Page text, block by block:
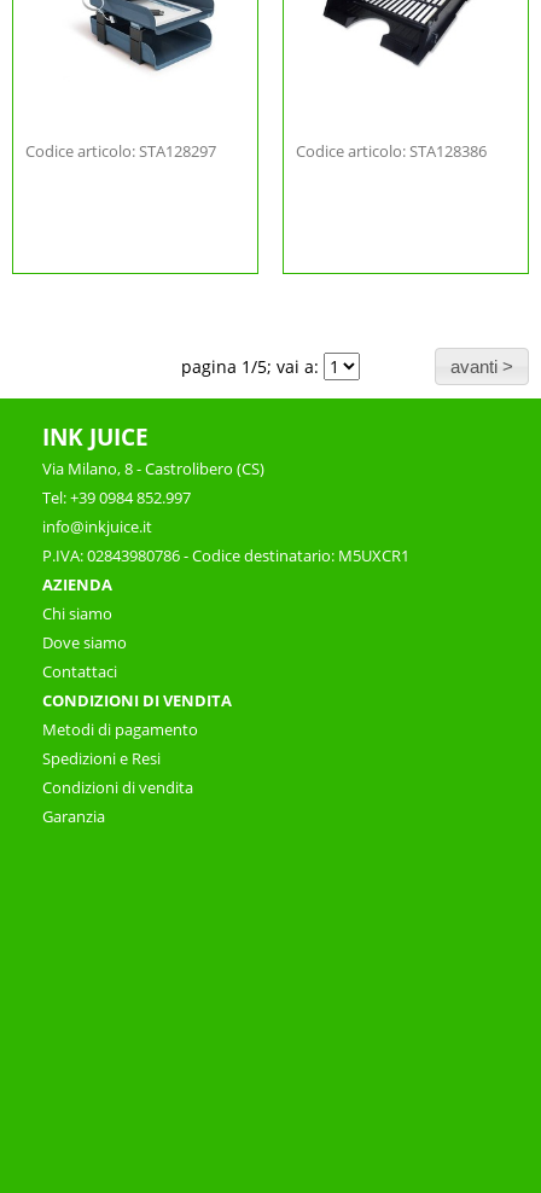
Codice articolo: STA128297 Codice articolo: STA128386
pagina 1/5; vai a:
INK JUICE
Via Milano, 8 - Castrolibero (CS)
Tel: +39 0984 852.997
info@inkjuice.it
P.IVA: 02843980786 - Codice destinatario: M5UXCR1
AZIENDA
Chi siamo
Dove siamo
Contattaci
CONDIZIONI DI VENDITA
Metodi di pagamento
Spedizioni e Resi
Condizioni di vendita
Garanzia